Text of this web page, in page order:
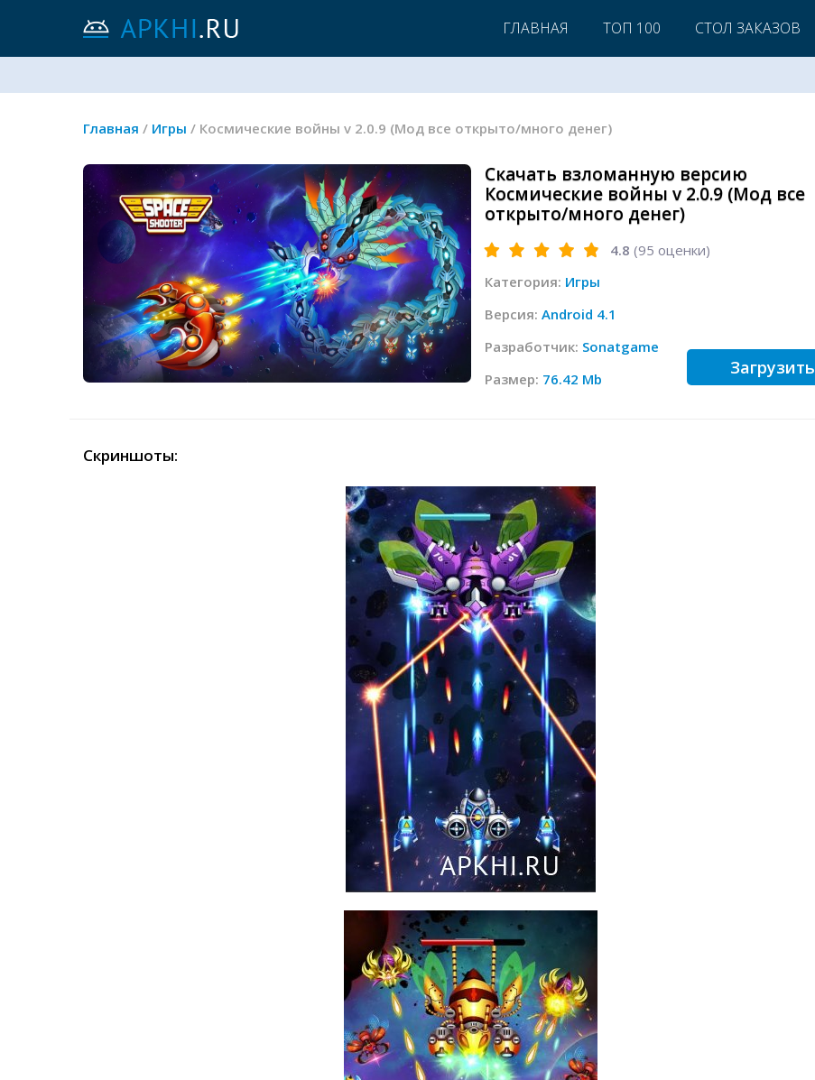
ГЛАВНАЯ ТОП 100 СТОЛ ЗАКАЗОВ
Главная / Игры / Космические войны v 2.0.9 (Мод все открыто/много денег)
Скачать взломанную версию
Космические войны v 2.0.9 (Мод все
открыто/много денег)
4.8 (95 оценки)
Категория: Игры
Версия: Android 4.1
Разработчик: Sonatgame
Размер: 76.42 Mb
Загрузить
Скриншоты: